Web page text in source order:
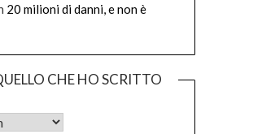
20 milioni di danni, e non è
CHE HO SCRITTO
ho scritto